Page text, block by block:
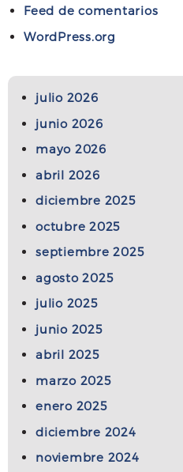
Feed de comentarios
WordPress.org
julio 2026
junio 2026
mayo 2026
abril 2026
diciembre 2025
octubre 2025
septiembre 2025
agosto 2025
julio 2025
junio 2025
abril 2025
marzo 2025
enero 2025
diciembre 2024
noviembre 2024